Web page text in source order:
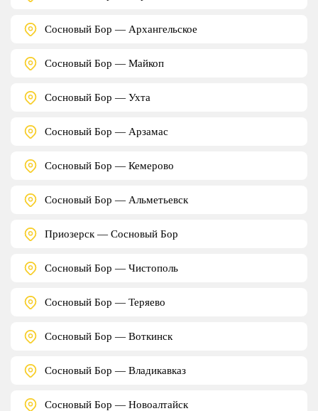
Сосновый Бор — Архангельское
Сосновый Бор — Майкоп
Сосновый Бор — Ухта
Сосновый Бор — Арзамас
Сосновый Бор — Кемерово
Сосновый Бор — Альметьевск
Приозерск — Сосновый Бор
Сосновый Бор — Чистополь
Сосновый Бор — Теряево
Сосновый Бор — Воткинск
Сосновый Бор — Владикавказ
Сосновый Бор — Новоалтайск